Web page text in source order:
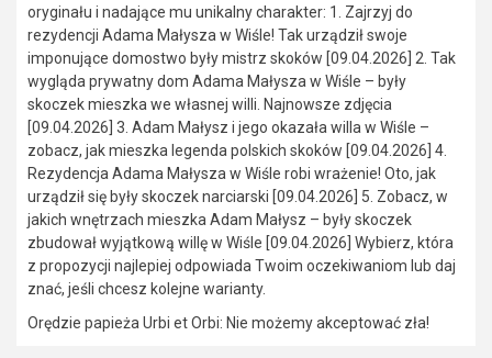
oryginału i nadające mu unikalny charakter: 1. Zajrzyj do
rezydencji Adama Małysza w Wiśle! Tak urządził swoje
imponujące domostwo były mistrz skoków [09.04.2026] 2. Tak
wygląda prywatny dom Adama Małysza w Wiśle – były
skoczek mieszka we własnej willi. Najnowsze zdjęcia
[09.04.2026] 3. Adam Małysz i jego okazała willa w Wiśle –
zobacz, jak mieszka legenda polskich skoków [09.04.2026] 4.
Rezydencja Adama Małysza w Wiśle robi wrażenie! Oto, jak
urządził się były skoczek narciarski [09.04.2026] 5. Zobacz, w
jakich wnętrzach mieszka Adam Małysz – były skoczek
zbudował wyjątkową willę w Wiśle [09.04.2026] Wybierz, która
z propozycji najlepiej odpowiada Twoim oczekiwaniom lub daj
znać, jeśli chcesz kolejne warianty.
Orędzie papieża Urbi et Orbi: Nie możemy akceptować zła!